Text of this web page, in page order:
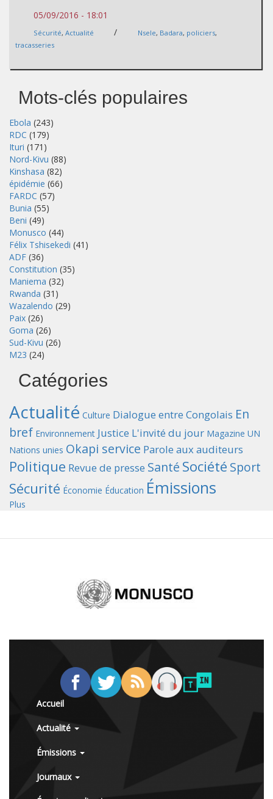
05/09/2016 - 18:01
Sécurité, Actualité / Nsele, Badara, policiers,
tracasseries
Mots-clés populaires
Ebola (243)
RDC (179)
Ituri (171)
Nord-Kivu (88)
Kinshasa (82)
épidémie (66)
FARDC (57)
Bunia (55)
Beni (49)
Monusco (44)
Félix Tshisekedi (41)
ADF (36)
Constitution (35)
Maniema (32)
Rwanda (31)
Wazalendo (29)
Paix (26)
Goma (26)
Sud-Kivu (26)
M23 (24)
Catégories
Actualité Culture Dialogue entre Congolais En
bref Environnement Justice L'invité du jour Magazine UN
Nations unies Okapi service Parole aux auditeurs
Politique Revue de presse Santé Société Sport
Sécurité Économie Éducation Émissions
Plus
Accueil
Actualité
Émissions
Journaux